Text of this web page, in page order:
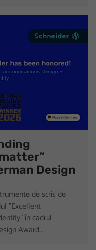
Design
de scris de
”Excellent
în cadrul
Award...